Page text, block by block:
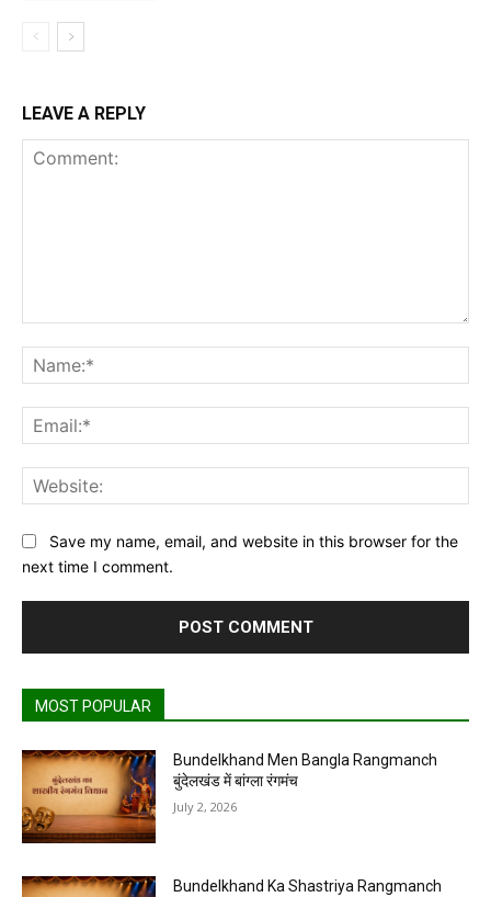
LEAVE A REPLY
Save my name, email, and website in this browser for the
next time I comment.
MOST POPULAR
Bundelkhand Men Bangla Rangmanch
बुंदेलखंड में बांग्ला रंगमंच
July 2, 2026
Bundelkhand Ka Shastriya Rangmanch